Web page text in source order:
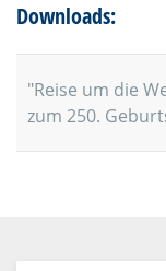
Downloads:
"Reise um die
zum 250.